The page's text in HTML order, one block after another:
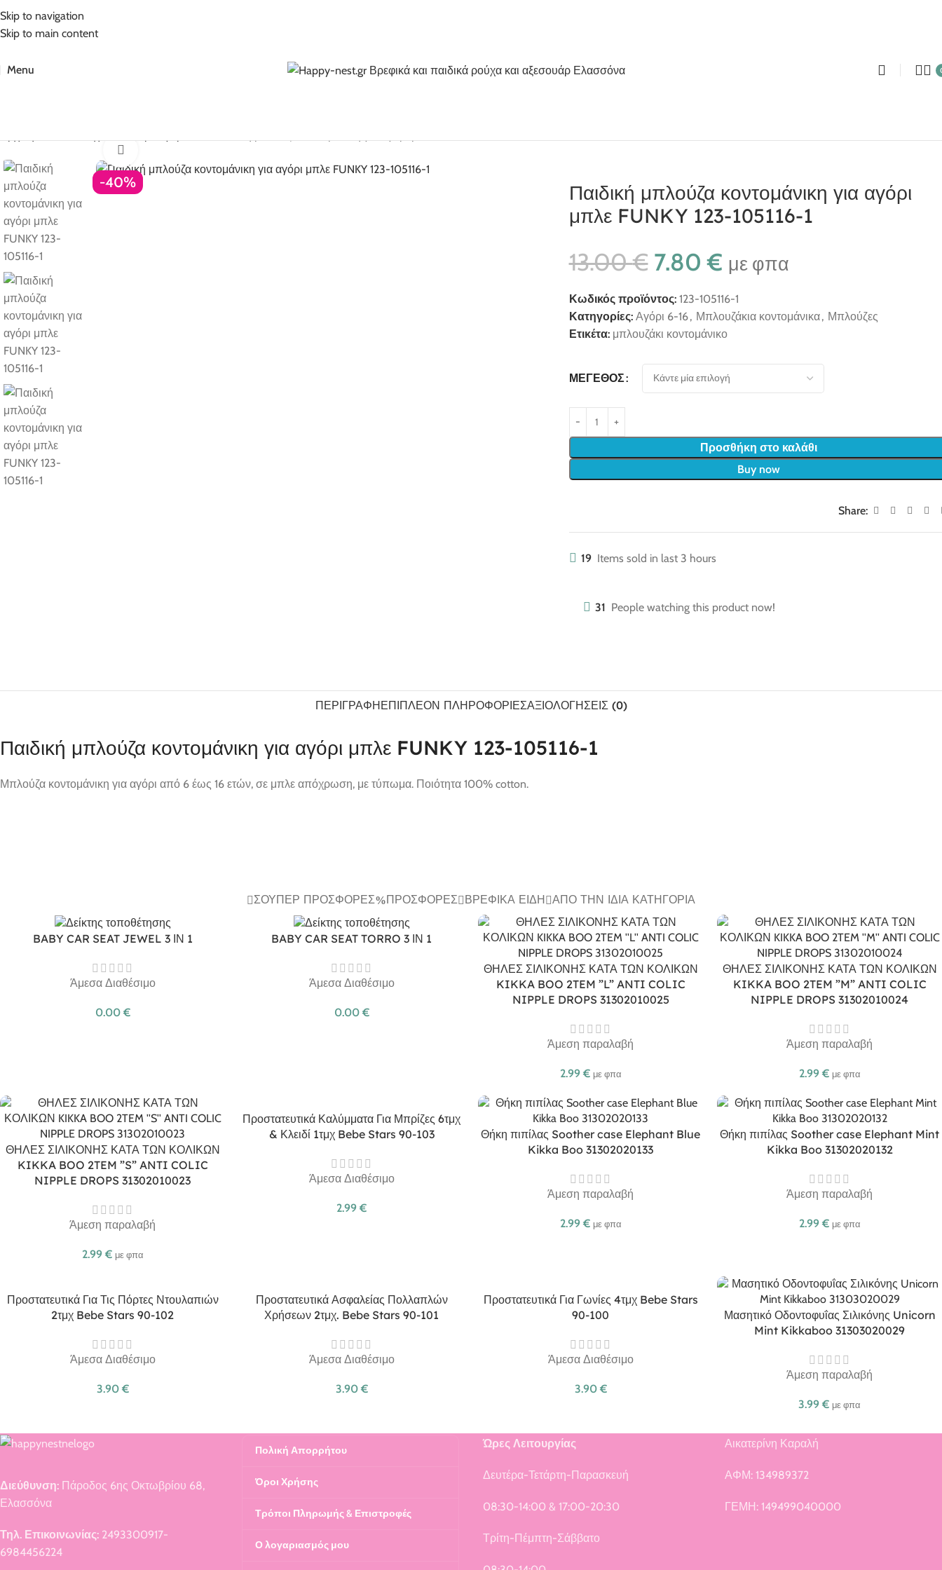
Skip to navigation
Skip to main content
Menu
-40%
Παιδική μπλούζα κοντομάνικη για αγόρι
μπλε FUNKY 123-105116-1
13.00€ 7.80€ με φπα
Κωδικός προϊόντος: 123-105116-1
Κατηγορίες: Αγόρι 6-16, Μπλουζάκια κοντομάνικα, Μπλούζες
Ετικέτα: μπλουζάκι κοντομάνικο
ΜΈΓΕΘΟΣ
Προσθήκη στο καλάθι
Buy now
Share:
19 Items sold in last 3 hours
31 People watching this product now!
ΠΕΡΙΓΡΑΦΉΕΠΙΠΛΈΟΝ ΠΛΗΡΟΦΟΡΊΕΣΑΞΙΟΛΟΓΉΣΕΙΣ (0)
Παιδική μπλούζα κοντομάνικη για αγόρι μπλε FUNKY 123-105116-1
Μπλούζα κοντομάνικη για αγόρι από 6 έως 16 ετών, σε μπλε απόχρωση, με τύπωμα. Ποιότητα 100% cotton.
ΣΟΎΠΕΡ ΠΡΟΣΦΟΡΈΣ ΠΡΟΣΦΟΡΈΣ ΒΡΕΦΙΚΆ ΕΊΔΗ ΑΠΌ ΤΗΝ ΊΔΙΑ ΚΑΤΗΓΟΡΊΑ
BABY CAR SEAT JEWEL 3 ΙΝ 1
Άμεσα Διαθέσιμο
0.00 €
BABY CAR SEAT TORRO 3 ΙΝ 1
Άμεσα Διαθέσιμο
0.00 €
ΘΗΛΕΣ ΣΙΛΙΚΟΝΗΣ ΚΑΤΑ ΤΩΝ ΚΟΛΙΚΩΝ
KIKKA BOO 2TEM ”L” ANTI COLIC
NIPPLE DROPS 31302010025
Άμεση παραλαβή
2.99 € με φπα
ΘΗΛΕΣ ΣΙΛΙΚΟΝΗΣ ΚΑΤΑ ΤΩΝ ΚΟΛΙΚΩΝ
KIKKA BOO 2TEM ”M” ANTI COLIC
NIPPLE DROPS 31302010024
Άμεση παραλαβή
2.99 € με φπα
ΘΗΛΕΣ ΣΙΛΙΚΟΝΗΣ ΚΑΤΑ ΤΩΝ ΚΟΛΙΚΩΝ
KIKKA BOO 2TEM ”S” ANTI COLIC
NIPPLE DROPS 31302010023
Άμεση παραλαβή
2.99 € με φπα
Προστατευτικά Καλύμματα Για Μπρίζες 6τμχ
& Κλειδί 1τμχ Bebe Stars 90-103
Άμεσα Διαθέσιμο
2.99 €
Θήκη πιπίλας Soother case Elephant Blue
Kikka Boo 31302020133
Άμεση παραλαβή
2.99 € με φπα
Θήκη πιπίλας Soother case Elephant Mint
Kikka Boo 31302020132
Άμεση παραλαβή
2.99 € με φπα
Προστατευτικά Για Τις Πόρτες Ντουλαπιών
2τμχ Bebe Stars 90-102
Άμεσα Διαθέσιμο
3.90 €
Προστατευτικά Ασφαλείας Πολλαπλών
Χρήσεων 2τμχ. Bebe Stars 90-101
Άμεσα Διαθέσιμο
3.90 €
Προστατευτικά Για Γωνίες 4τμχ Bebe Stars
90-100
Άμεσα Διαθέσιμο
3.90 €
Μασητικό Οδοντοφυΐας Σιλικόνης Unicorn
Mint Kikkaboo 31303020029
Άμεση παραλαβή
3.99 € με φπα
Διεύθυνση: Πάροδος 6ης Οκτωβρίου 68,
Ελασσόνα
Τηλ. Επικοινωνίας: 2493300917-
6984456224
Πολική Απορρήτου
Όροι Χρήσης
Τρόποι Πληρωμής & Επιστροφές
Ο λογαριασμός μου
Ώρες Λειτουργίας
Δευτέρα-Τετάρτη-Παρασκευή
08:30-14:00 & 17:00-20:30
Τρίτη-Πέμπτη-Σάββατο
Αικατερίνη Καραλή
ΑΦΜ: 134989372
ΓΕΜΗ: 149499040000
5% Επιπλέον έκπτωση για πληρωμές με κάρτα!